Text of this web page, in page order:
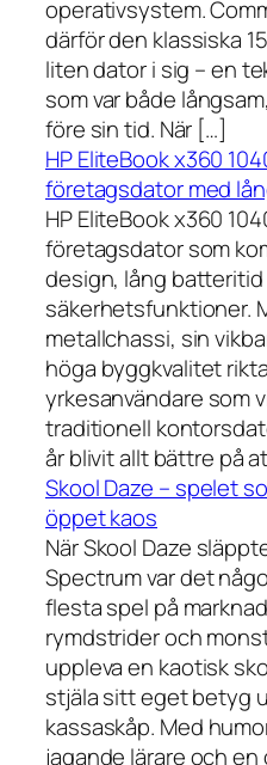
operativsystem.
därför den klassiska
liten dator i sig – en
som var både
före sin tid. När […]
HP EliteBook x360
företagsdator med
HP EliteBook x360
företagsdator som
design, lång
säkerhetsfunktioner.
metallchassi, sin
höga byggkvalitet
yrkesanvändare som
traditionell
år blivit allt bättre på
Skool Daze – spelet
öppet kaos
När Skool Daze
Spectrum var det
flesta spel på
rymdstrider och
uppleva en kaotisk
stjäla sitt eget betyg
kassaskåp. Med
jagande lärare och